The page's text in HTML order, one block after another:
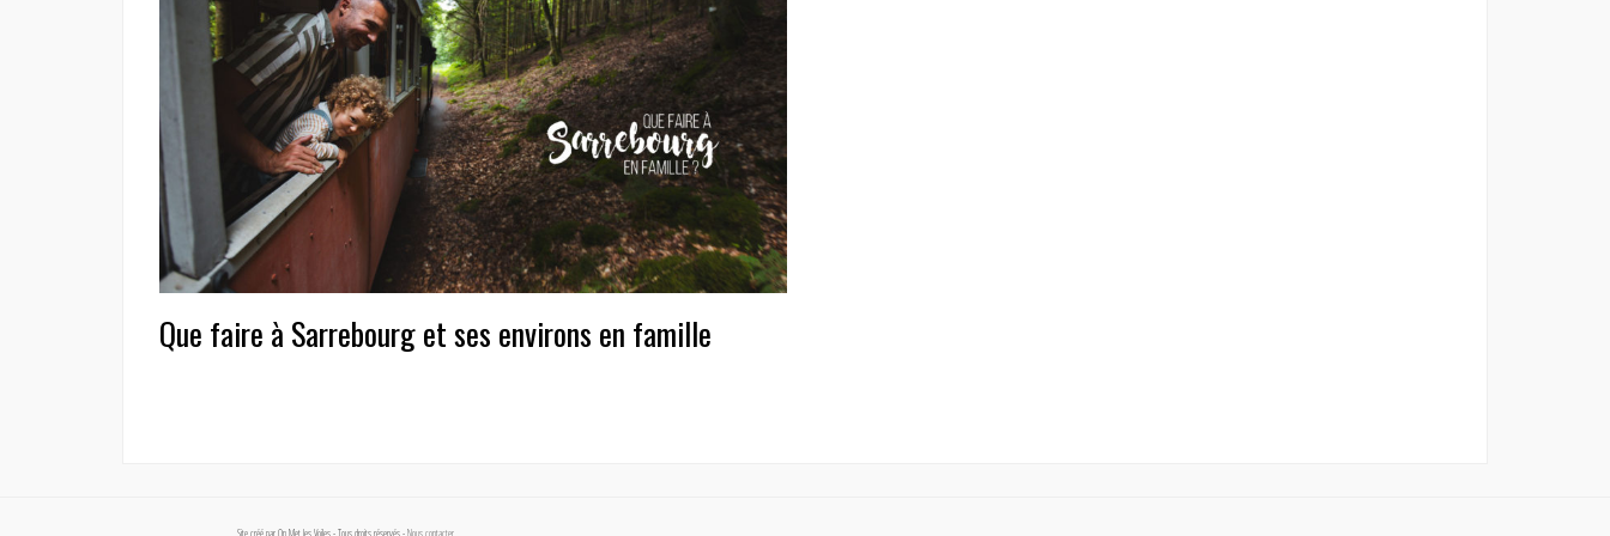
Que faire à Sarrebourg et ses environs en famille